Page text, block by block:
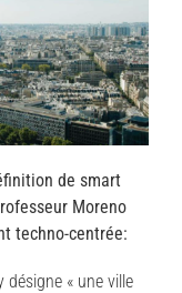
de smart
Moreno
techno-centrée:
« une ville